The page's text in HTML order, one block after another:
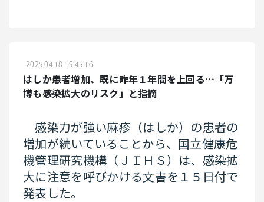
症」。子宮破裂や、胎盤が突然はがれる
といった緊急事態で赤ちゃんに送られる
酸素や血流が不足し、重篤な場合は死に
じる脳性まひの主な原因となっている。
体温を下げ、症状の進行を抑える「脳低
体温療法」で治療するが、効果は限定的
だ。
2025.04.18 19:45:16
はしか患者増加、既に昨年１年間を上回る…「万
博も感染拡大のリスク」と指摘
感染力が強い麻疹（はしか）の患者の
増加が続いていることから、国立健康危
機管理研究機構（ＪＩＨＳ）は、感染拡
大に注意を呼びかける文書を１５日付で
発表した。